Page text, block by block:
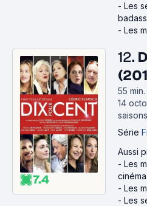
- Les
badass
- Les
7.4
12.
55 min.
14
Série
Aussi
- Les
cinéma
- Les
- Les